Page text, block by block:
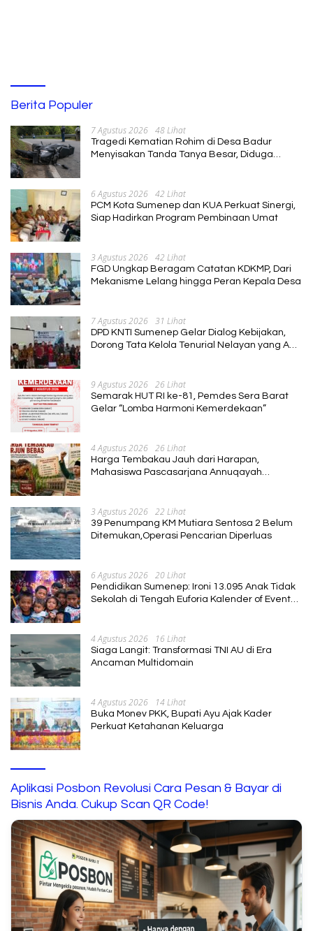
Berita Populer
7 Agustus 2026 48 Lihat
Tragedi Kematian Rohim di Desa Badur
Menyisakan Tanda Tanya Besar, Diduga
6 Agustus 2026 42 Lihat
PCM Kota Sumenep dan KUA Perkuat Sinergi,
Siap Hadirkan Program Pembinaan Umat
3 Agustus 2026 42 Lihat
FGD Ungkap Beragam Catatan KDKMP, Dari
Mekanisme Lelang hingga Peran Kepala Desa
7 Agustus 2026 31 Lihat
DPD KNTI Sumenep Gelar Dialog Kebijakan,
Dorong Tata Kelola Tenurial Nelayan yang Adil
9 Agustus 2026 26 Lihat
Semarak HUT RI ke-81, Pemdes Sera Barat
Gelar “Lomba Harmoni Kemerdekaan”
4 Agustus 2026 26 Lihat
Harga Tembakau Jauh dari Harapan,
Mahasiswa Pascasarjana Annuqayah
3 Agustus 2026 22 Lihat
39 Penumpang KM Mutiara Sentosa 2 Belum
Ditemukan,Operasi Pencarian Diperluas
6 Agustus 2026 20 Lihat
Pendidikan Sumenep: Ironi 13.095 Anak Tidak
Sekolah di Tengah Euforia Kalender of Event
4 Agustus 2026 16 Lihat
Siaga Langit: Transformasi TNI AU di Era
Ancaman Multidomain
4 Agustus 2026 14 Lihat
Buka Monev PKK, Bupati Ayu Ajak Kader
Perkuat Ketahanan Keluarga
Aplikasi Posbon Revolusi Cara Pesan & Bayar di
Bisnis Anda. Cukup Scan QR Code!